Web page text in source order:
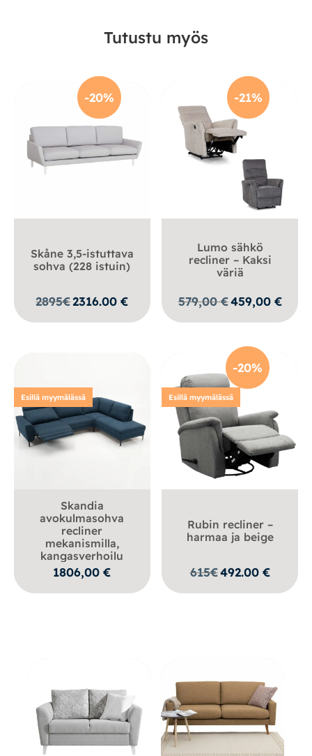
Tutustu myös
-20%
Skåne 3,5-istuttava
sohva (228 istuin)
2895€2316.00€
-21%
Lumo sähkö
recliner – Kaksi
väriä
579,00€ Alkuperäinen
oli:
459,00 €
hinta
on:
Esillä myymälässä
Skandia
avokulmasohva
recliner
mekanismilla,
kangasverhoilu
1806,00€
-20%
Esillä myymälässä
Rubin recliner –
harmaa ja beige
615€492.00 €